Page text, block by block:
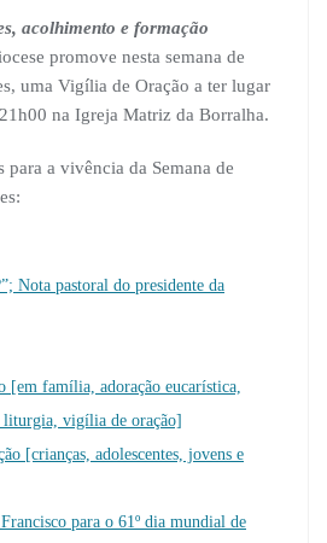
acolhimento e formação
promove nesta semana de
uma Vigília de Oração a ter lugar
na Igreja Matriz da Borralha.
para a vivência da Semana de
Nota pastoral do presidente da
[em família, adoração eucarística,
vigília de oração]
[crianças, adolescentes, jovens e
para o 61º dia mundial de